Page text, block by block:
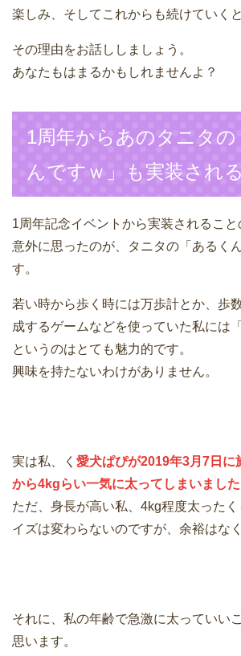
楽しみ、そしてこれからも続けていく
その理由をお話ししましょう。
あなたもはまるかもしれませんよ？
1周年からあのタニタの
んですｗ」も実装される
1周年記念イベントから実装されるこ
意外に思ったのが、タニタの「あるく
す。
若い時から歩く時には万歩計とか、歩
成するゲームなどを使っていた私には
というのはとても魅力的です。
興味を持たないわけがありません。
実は私、く 愛犬ぱぴが2019年3月7日に
から4kgらい一気に太ってしまいました
ただ、身長が高い私、4kg程度太った
イズは変わらないのですが、余裕はな
それに、私の年齢で急激に太っていい
思います。